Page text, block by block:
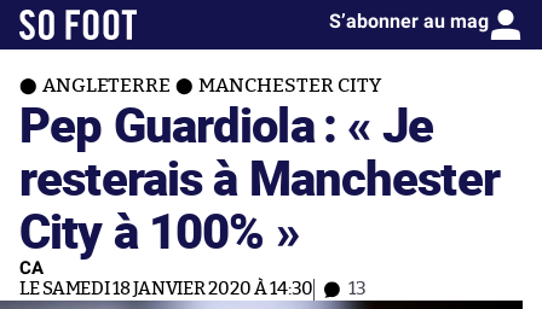
S’abonner au mag
ANGLETERRE MANCHESTER CITY
Pep Guardiola : « Je
resterais à Manchester
City à 100% »
CA
LE SAMEDI 18 JANVIER 2020 À 14:30 13